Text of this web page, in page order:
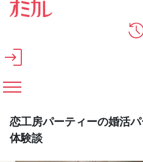
メインコンテンツへスキップ
恋工房パーティーの婚活
体験談